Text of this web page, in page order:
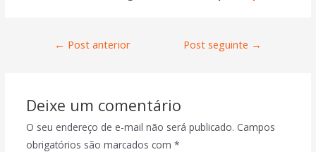
← Post anterior Post seguinte →
Deixe um comentário
O seu endereço de e-mail não será publicado. Campos
obrigatórios são marcados com *